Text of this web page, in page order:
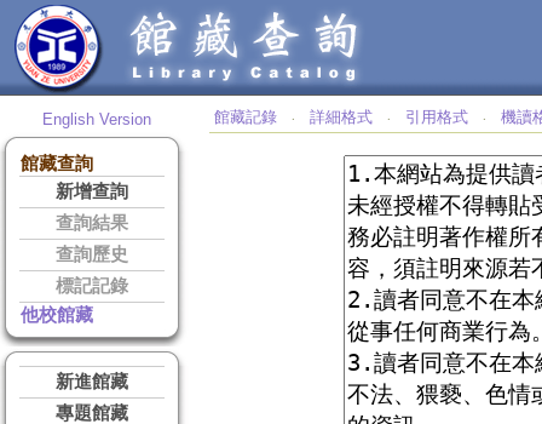
English Version
館藏查詢
新增查詢
查詢結果
查詢歷史
標記記錄
他校館藏
新進館藏
專題館藏
館藏記錄 ‧ 詳細格式 ‧ 引用格式 ‧ 機讀